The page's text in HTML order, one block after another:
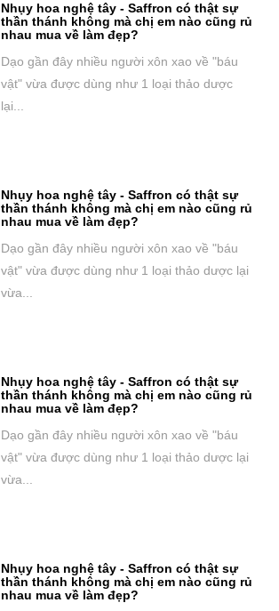
Nhụy hoa nghệ tây - Saffron có thật sự
thần thánh không mà chị em nào cũng rủ
nhau mua về làm đẹp?
Dạo gần đây nhiều người xôn xao về "báu
vật" vừa được dùng như 1 loại thảo dược
lại...
Nhụy hoa nghệ tây - Saffron có thật sự
thần thánh không mà chị em nào cũng rủ
nhau mua về làm đẹp?
Dạo gần đây nhiều người xôn xao về "báu
vật" vừa được dùng như 1 loại thảo dược lại
vừa...
Nhụy hoa nghệ tây - Saffron có thật sự
thần thánh không mà chị em nào cũng rủ
nhau mua về làm đẹp?
Dạo gần đây nhiều người xôn xao về "báu
vật" vừa được dùng như 1 loại thảo dược lại
vừa...
Nhụy hoa nghệ tây - Saffron có thật sự
thần thánh không mà chị em nào cũng rủ
nhau mua về làm đẹp?